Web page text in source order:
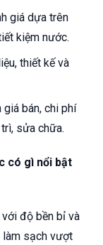
giá dựa trên
kiệm nước.
thiết kế và
giá bán, chi phí
sửa chữa.
có gì nổi bật
độ bền bỉ và
làm sạch vượt